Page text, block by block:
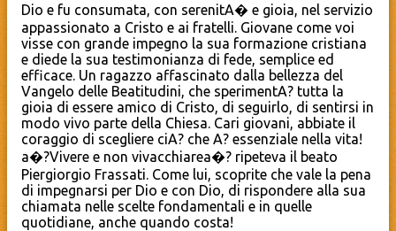
Dio e fu consumata, con serenitA� e gioia, nel servizio
appassionato a Cristo e ai fratelli. Giovane come voi
visse con grande impegno la sua formazione cristiana
e diede la sua testimonianza di fede, semplice ed
efficace. Un ragazzo affascinato dalla bellezza del
Vangelo delle Beatitudini, che sperimentA? tutta la
gioia di essere amico di Cristo, di seguirlo, di sentirsi in
modo vivo parte della Chiesa. Cari giovani, abbiate il
coraggio di scegliere ciA? che A? essenziale nella vita!
a�?Vivere e non vivacchiarea�? ripeteva il beato
Piergiorgio Frassati. Come lui, scoprite che vale la pena
di impegnarsi per Dio e con Dio, di rispondere alla sua
chiamata nelle scelte fondamentali e in quelle
quotidiane, anche quando costa!